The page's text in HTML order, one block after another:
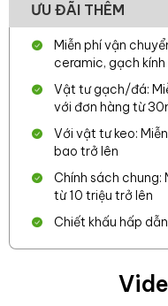
ƯU ĐÃI THÊM
Miễn phí vận
ceramic, gạch kính
Vật tư gạch/đá:
với đơn hàng từ
Với vật tư keo:
bao trở lên
Chính sách chung:
từ 10 triệu trở lên
Chiết khấu hấp dẫn